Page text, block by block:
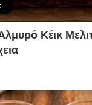
Κέικ